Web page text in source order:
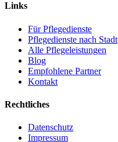
Links
Für Pflegedienste
Pflegedienste nach Stadt
Alle Pflegeleistungen
Blog
Empfohlene Partner
Kontakt
Rechtliches
Datenschutz
Impressum